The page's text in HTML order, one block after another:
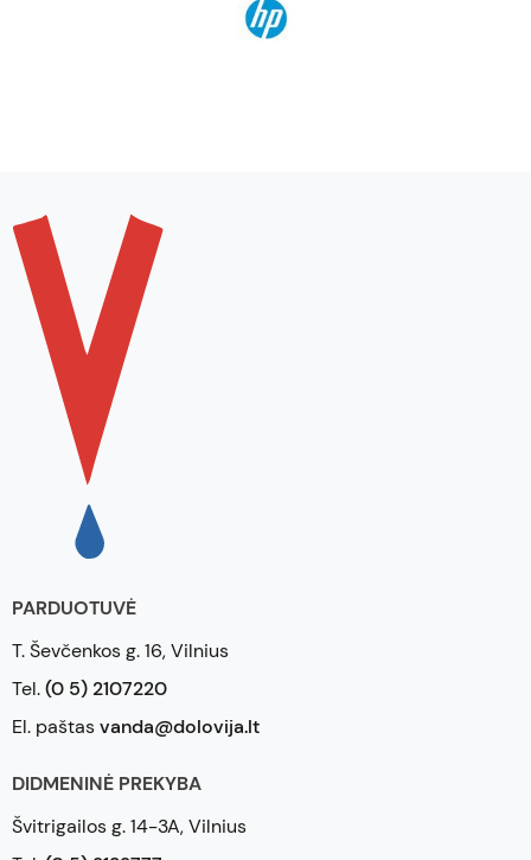
PARDUOTUVĖ
T. Ševčenkos g. 16, Vilnius
Tel.(0 5) 2107220
El. paštasvanda@dolovija.lt
DIDMENINĖ PREKYBA
Švitrigailos g. 14-3A, Vilnius